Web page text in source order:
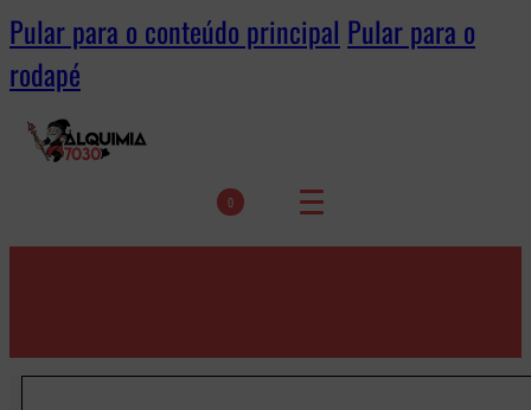
Pular para o conteúdo principal Pular para o
rodapé
0